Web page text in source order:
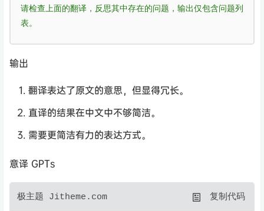
请检查上面的翻译，反思其中存在的问题，输出仅包含问题列
表。
输出
翻译表达了原文的意思，但显得冗长。
直译的结果在中文中不够简洁。
需要更简洁有力的表达方式。
意译 GPTs
极主题 Jitheme.com 复制代码